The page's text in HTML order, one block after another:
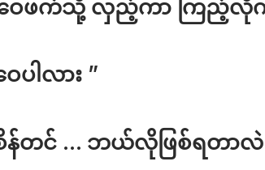
ေဖက်သို့ လှည့်ကာ ကြည့်လိုက်
ပါလား ”
န်တင် … ဘယ်လိုဖြစ်ရတာလဲ